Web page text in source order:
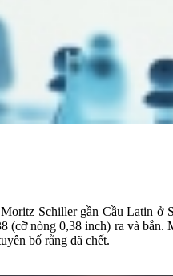
Schiller gần Cầu Latin ở
nòng 0,38 inch) ra và bắn.
bố rằng đã chết.